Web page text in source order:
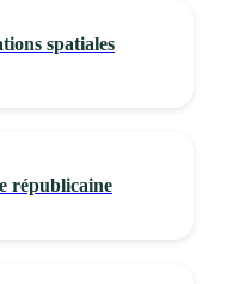
spatiales
républicaine